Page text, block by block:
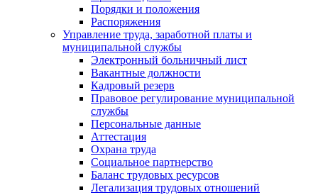
Порядки и положения
Распоряжения
Управление труда, заработной платы и
муниципальной службы
Электронный больничный лист
Вакантные должности
Кадровый резерв
Правовое регулирование муниципальной
службы
Персональные данные
Аттестация
Охрана труда
Социальное партнерство
Баланс трудовых ресурсов
Легализация трудовых отношений